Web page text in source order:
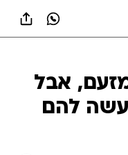
רתחו מזעם, אבל
עשה להם